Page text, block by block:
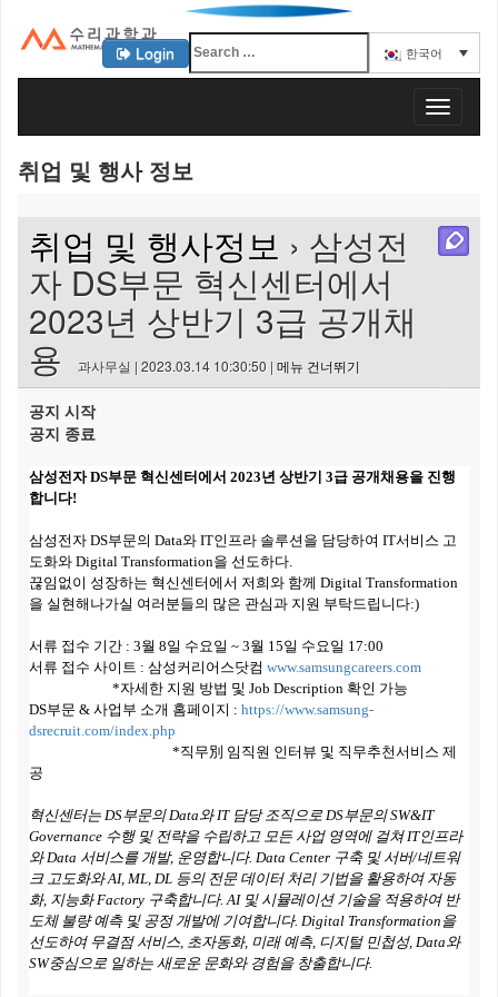
KAIST 수리과학과
Login 한국어
T
o
취업 및 행사 정보
취업 및 행사정보 › 삼성전
자 DS부문 혁신센터에서
2023년 상반기 3급 공개채
용 과사무실 | 2023.03.14 10:30:50 | 메뉴 건너뛰기
공지 시작
공지 종료
삼성전자 DS부문 혁신센터에서 2023년 상반기 3급 공개채용을 진행
합니다!
삼성전자 DS부문의 Data와 IT인프라 솔루션을 담당하여 IT서비스 고
도화와 Digital Transformation을 선도하다.
끊임없이 성장하는 혁신센터에서 저희와 함께 Digital Transformation
을 실현해나가실 여러분들의 많은 관심과 지원 부탁드립니다:)
서류 접수 기간 : 3월 8일 수요일 ~ 3월 15일 수요일 17:00
서류 접수 사이트 : 삼성커리어스닷컴 www.samsungcareers.com
*자세한 지원 방법 및 Job Description 확인 가능
DS부문 & 사업부 소개 홈페이지 : https://www.samsung-
dsrecruit.com/index.php
*직무別 임직원 인터뷰 및 직무추천서비스 제
공
혁신센터는 DS부문의 Data와 IT 담당 조직으로 DS부문의 SW&IT
Governance 수행 및 전략을 수립하고 모든 사업 영역에 걸쳐 IT인프라
와 Data 서비스를 개발, 운영합니다. Data Center 구축 및 서버/네트워
크 고도화와 AI, ML, DL 등의 전문 데이터 처리 기법을 활용하여 자동
화, 지능화 Factory 구축합니다. AI 및 시뮬레이션 기술을 적용하여 반
도체 불량 예측 및 공정 개발에 기여합니다. Digital Transformation을
선도하여 무결점 서비스, 초자동화, 미래 예측, 디지털 민첩성, Data와
SW중심으로 일하는 새로운 문화와 경험을 창출합니다.